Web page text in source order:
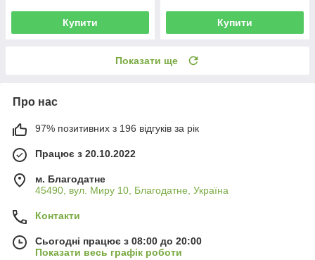
Купити Купити
Показати ще
Про нас
97% позитивних з 196 відгуків за рік
Працює з 20.10.2022
м. Благодатне
45490, вул. Миру 10, Благодатне, Україна
Контакти
Сьогодні працює з 08:00 до 20:00
Показати весь графік роботи